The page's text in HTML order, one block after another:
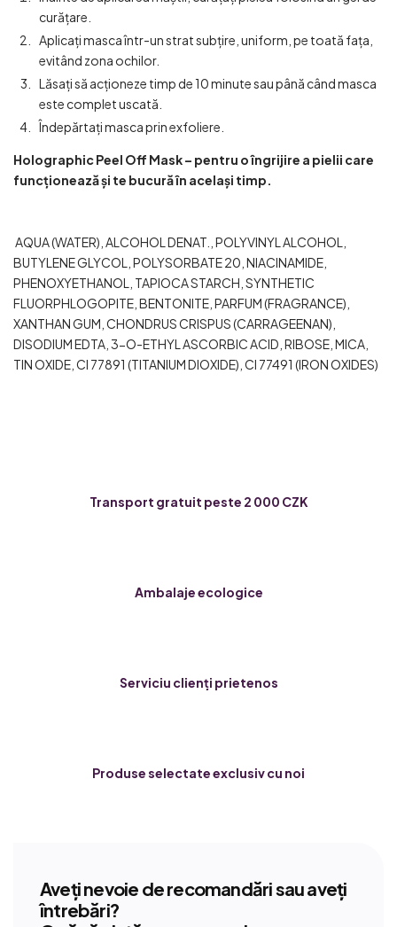
curățare.
Aplicați masca într-un strat subțire, uniform, pe toată fața,
evitând zona ochilor.
Lăsați să acționeze timp de 10 minute sau până când masca
este complet uscată.
Îndepărtați masca prin exfoliere.
Holographic Peel Off Mask – pentru o îngrijire a pielii care
funcționează și te bucură în același timp.
AQUA (WATER), ALCOHOL DENAT., POLYVINYL ALCOHOL,
BUTYLENE GLYCOL, POLYSORBATE 20, NIACINAMIDE,
PHENOXYETHANOL, TAPIOCA STARCH, SYNTHETIC
FLUORPHLOGOPITE, BENTONITE, PARFUM (FRAGRANCE),
XANTHAN GUM, CHONDRUS CRISPUS (CARRAGEENAN),
DISODIUM EDTA, 3-O-ETHYL ASCORBIC ACID, RIBOSE, MICA,
TIN OXIDE, CI 77891 (TITANIUM DIOXIDE), CI 77491 (IRON OXIDES)
Transport gratuit peste 2 000 CZK
Ambalaje ecologice
Serviciu clienți prietenos
Produse selectate exclusiv cu noi
Aveți nevoie de recomandări sau aveți
întrebări?